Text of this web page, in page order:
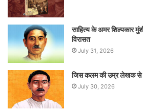
साहित्य के अमर शिल्पकार
विरासत
July 31, 2026
जिस कलम की उम्र लेखक से
July 30, 2026